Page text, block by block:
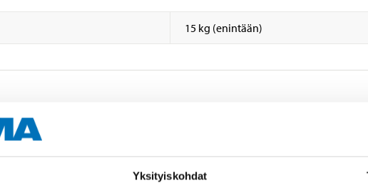
Yksityiskohdat
15 kg (enintään)
Muut asiakkaat ostivat myös